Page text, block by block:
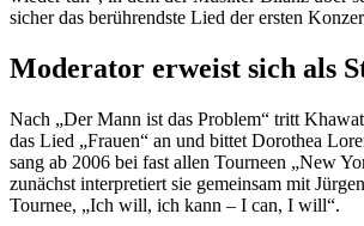
sicher das berührendste Lied der ersten
Moderator erweist sich als
Nach „Der Mann ist das Problem“ tritt
das Lied „Frauen“ an und bittet Dorothea
sang ab 2006 bei fast allen Tourneen „New
zunächst interpretiert sie gemeinsam mit
Tournee, „Ich will, ich kann – I can, I will“.